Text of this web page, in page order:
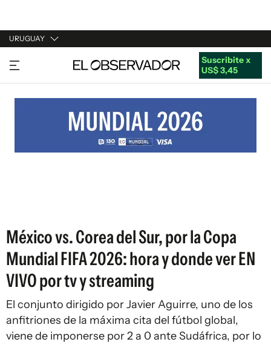
URUGUAY
URUGUAY
ARGENTINA
ESTADOS UNIDOS
Suscribite x
US$ 3,45
México vs. Corea del Sur, por la Copa
Mundial FIFA 2026: hora y donde ver EN
VIVO por tv y streaming
El conjunto dirigido por Javier Aguirre, uno de los
anfitriones de la máxima cita del fútbol global,
viene de imponerse por 2 a 0 ante Sudáfrica, por lo